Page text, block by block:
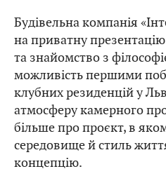
Будівельна компанія
на приватну
та знайомство з
можливість першими
клубних резиденцій у
атмосферу камерного
більше про проєкт, в
середовище й стиль
концепцію.